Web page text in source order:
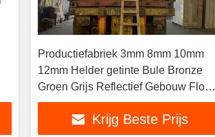
Productiefabriek 3mm 8mm 10mm
12mm Helder getinte Bule Bronze
Groen Grijs Reflectief Gebouw Float
Glas
Krijg Beste Prijs